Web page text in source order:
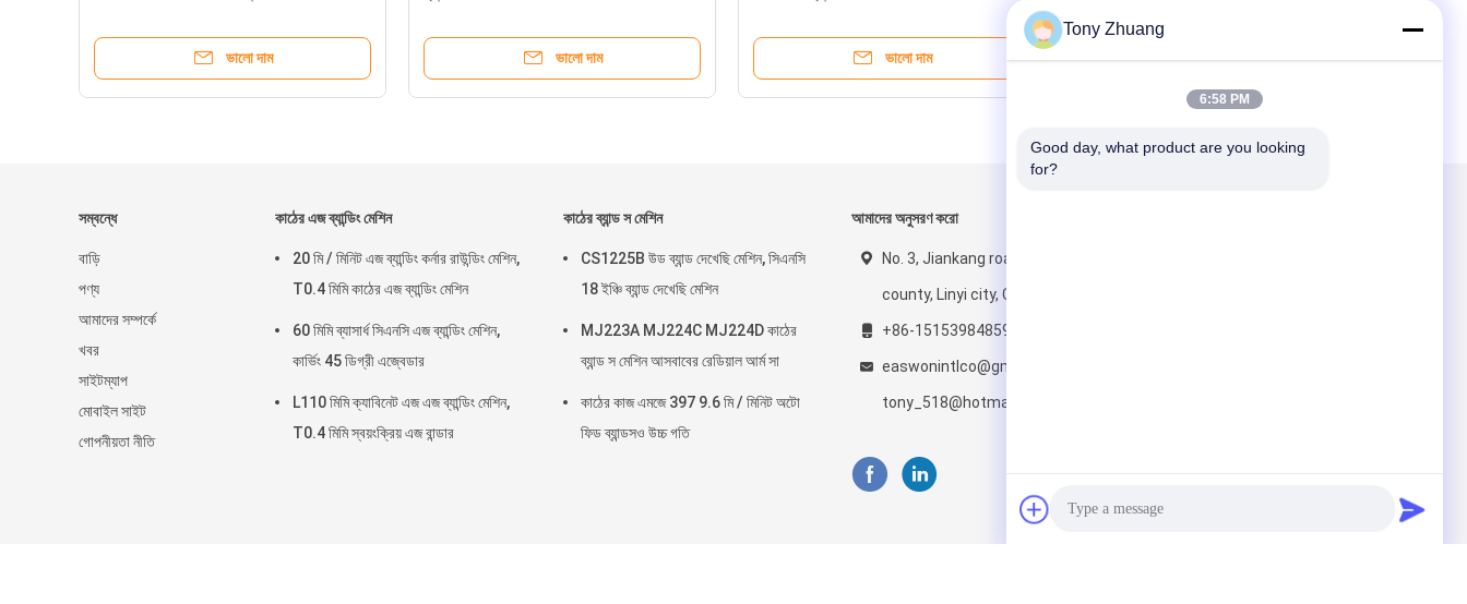
ভালো দাম ভালো দাম ভালো দাম ভালো দাম
সম্বন্ধে
বাড়ি
পণ্য
আমাদের সম্পর্কে
খবর
সাইটম্যাপ
মোবাইল সাইট
গোপনীয়তা নীতি
কাঠের এজ ব্যান্ডিং মেশিন
20 মি / মিনিট এজ ব্যান্ডিং কর্নার রাউন্ডিং মেশিন,
T0.4 মিমি কাঠের এজ ব্যান্ডিং মেশিন
60 মিমি ব্যাসার্ধ সিএনসি এজ ব্যান্ডিং মেশিন,
কার্ভিং 45 ডিগ্রী এজ্বেডার
L110 মিমি ক্যাবিনেট এজ এজ ব্যান্ডিং মেশিন,
T0.4 মিমি স্বয়ংক্রিয় এজ বান্ডার
কাঠের ব্যান্ড স মেশিন
CS1225B উড ব্যান্ড দেখেছি মেশিন, সিএনসি
18 ইঞ্চি ব্যান্ড দেখেছি মেশিন
MJ223A MJ224C MJ224D কাঠের
ব্যান্ড স মেশিন আসবাবের রেডিয়াল আর্ম সা
কাঠের কাজ এমজে 397 9.6 মি / মিনিট অটো
ফিড ব্যান্ডসও উচ্চ গতি
আমাদের অনুসরণ করো
No. 3, Jiankang road, Yishui
county, Linyi city, China
+86-15153984859
easwonintlco@gmail.com;
tony_518@hotmail.com
Tony Zhuang
6:58 PM
Good day, what product are you looking
for?